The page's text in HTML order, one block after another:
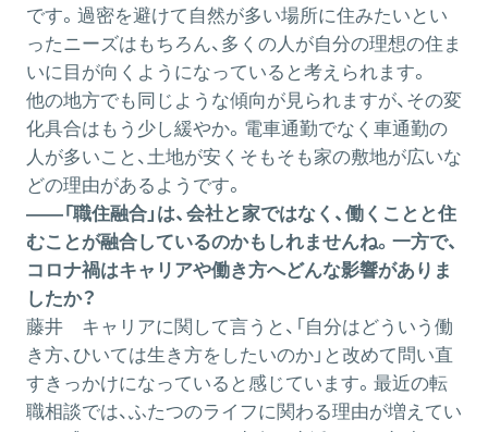
です。過密を避けて自然が多い場所に住みたいとい
ったニーズはもちろん、多くの人が自分の理想の住ま
いに目が向くようになっていると考えられます。
他の地方でも同じような傾向が見られますが、その変
化具合はもう少し緩やか。電車通勤でなく車通勤の
人が多いこと、土地が安くそもそも家の敷地が広いな
どの理由があるようです。
――「職住融合」は、会社と家ではなく、働くことと住
むことが融合しているのかもしれませんね。一方で、
コロナ禍はキャリアや働き方へどんな影響がありま
したか？
藤井 キャリアに関して言うと、「自分はどういう働
き方、ひいては生き方をしたいのか」と改めて問い直
すきっかけになっていると感じています。最近の転
職相談では、ふたつのライフに関わる理由が増えてい